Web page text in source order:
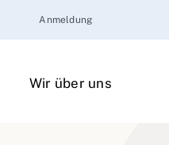
Anmeldung
Wir über uns